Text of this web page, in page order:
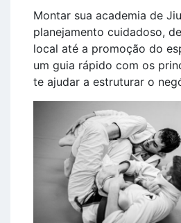
Montar sua academia de
planejamento cuidadoso,
local até a promoção do
um guia rápido com os
te ajudar a estruturar o